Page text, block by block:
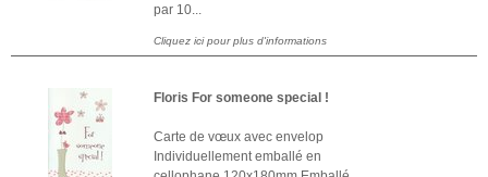
par 10...
Cliquez ici pour plus d'informations
Floris For someone special !
Carte de vœux avec envelop
Individuellement emballé en